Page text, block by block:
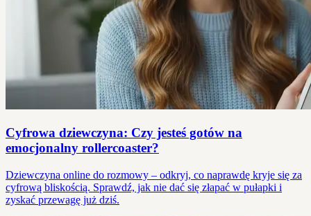
Cyfrowa dziewczyna: Czy jesteś gotów na
emocjonalny rollercoaster?
Dziewczyna online do rozmowy – odkryj, co naprawdę kryje się za
cyfrową bliskością. Sprawdź, jak nie dać się złapać w pułapki i
zyskać przewagę już dziś.